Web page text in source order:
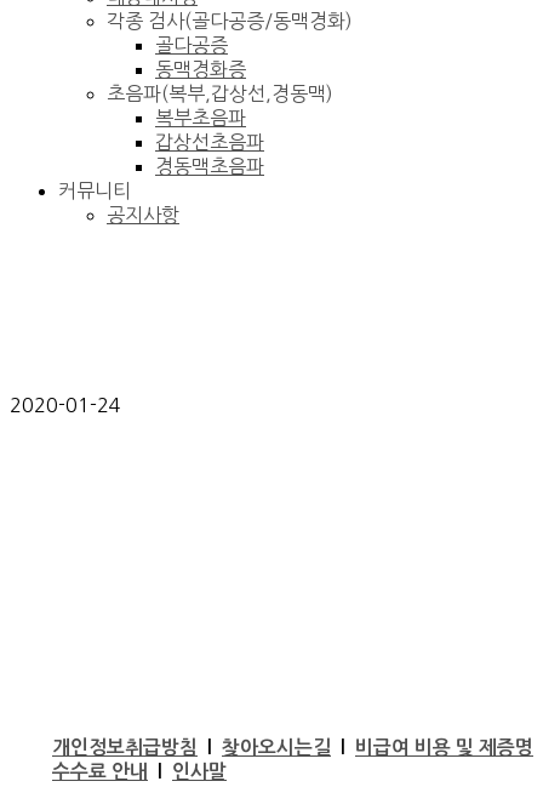
각종 검사(골다공증/동맥경화)
골다공증
동맥경화증
초음파(복부,갑상선,경동맥)
복부초음파
갑상선초음파
경동맥초음파
커뮤니티
공지사항
2020-01-24
개인정보취급방침 찾아오시는길
비급여 비용 및 제증명
수수료 안내
인사말